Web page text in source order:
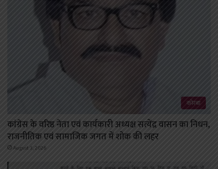
कोरबा
कांग्रेस के वरिष्ठ नेता एवं कार्यकारी अध्यक्ष सत्येंद्र वासन का निधन,
राजनीतिक एवं सामाजिक जगत में शोक की लहर
August 3, 2026